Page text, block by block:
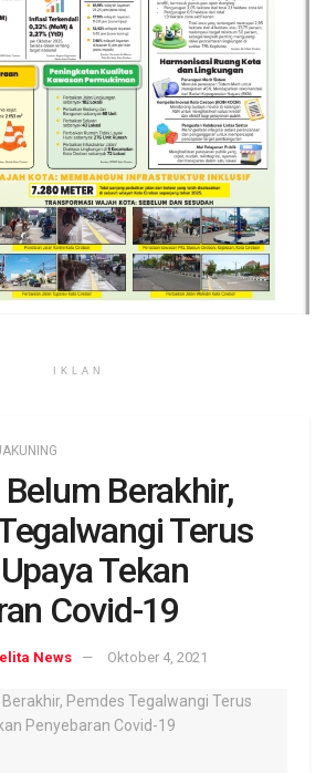
IKLAN
Berakhir,
Terus
Tekan
Covid-19
News Oktober 4, 2021